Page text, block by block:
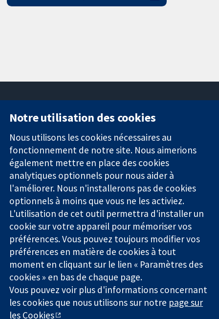
Des données
probantes.
Des décisions
éclairées.
Une meilleure
santé.
11-13 Cavendish
Square
Londres
W1G0AN
Royaume-Uni
nous
Actualités
Service de
presse
Qui sommes-
nous
Offres
d'emploi
Library
La Collaboration Cochrane est une association caritative (n°
1045921) et une société à responsabilité limitée par garantie (n°
03044323) enregistrée en Angleterre et au Pays de Galles. Numéro
de TVA : GB 718 2127 49.
Notre utilisation des cookies
Nous utilisons les cookies nécessaires au
fonctionnement de notre site. Nous aimerions
également mettre en place des cookies
analytiques optionnels pour nous aider à
l'améliorer. Nous n'installerons pas de cookies
optionnels à moins que vous ne les activiez.
L'utilisation de cet outil permettra d'installer un
cookie sur votre appareil pour mémoriser vos
préférences. Vous pouvez toujours modifier vos
préférences en matière de cookies à tout
moment en cliquant sur le lien « Paramètres des
cookies » en bas de chaque page.
Vous pouvez voir plus d'informations concernant
les cookies que nous utilisons sur notre page sur
les Cookies